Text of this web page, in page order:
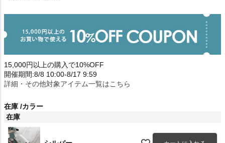
15,000円以上の購入で10%OFF
開催期間:8/8 10:00-8/17 9:59
詳細・その他対象アイテム一覧はこちら
在庫 カラー
在庫